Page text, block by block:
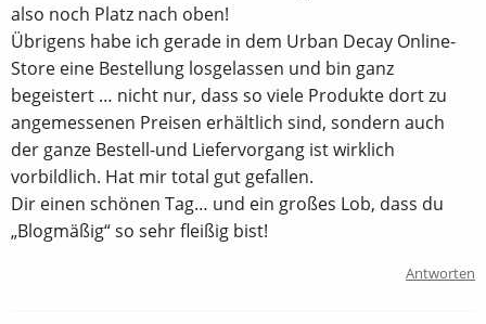
also noch Platz nach oben!
Übrigens habe ich gerade in dem Urban Decay Online-
Store eine Bestellung losgelassen und bin ganz
begeistert … nicht nur, dass so viele Produkte dort zu
angemessenen Preisen erhältlich sind, sondern auch
der ganze Bestell-und Liefervorgang ist wirklich
vorbildlich. Hat mir total gut gefallen.
Dir einen schönen Tag… und ein großes Lob, dass du
„Blogmäßig“ so sehr fleißig bist!
Antworten